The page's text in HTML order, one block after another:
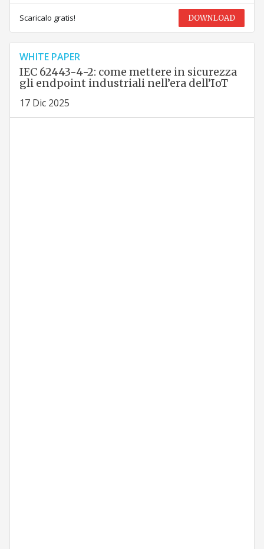
Scaricalo gratis! DOWNLOAD
WHITE PAPER
IEC 62443-4-2: come mettere in sicurezza
gli endpoint industriali nell’era dell’IoT
17 Dic 2025